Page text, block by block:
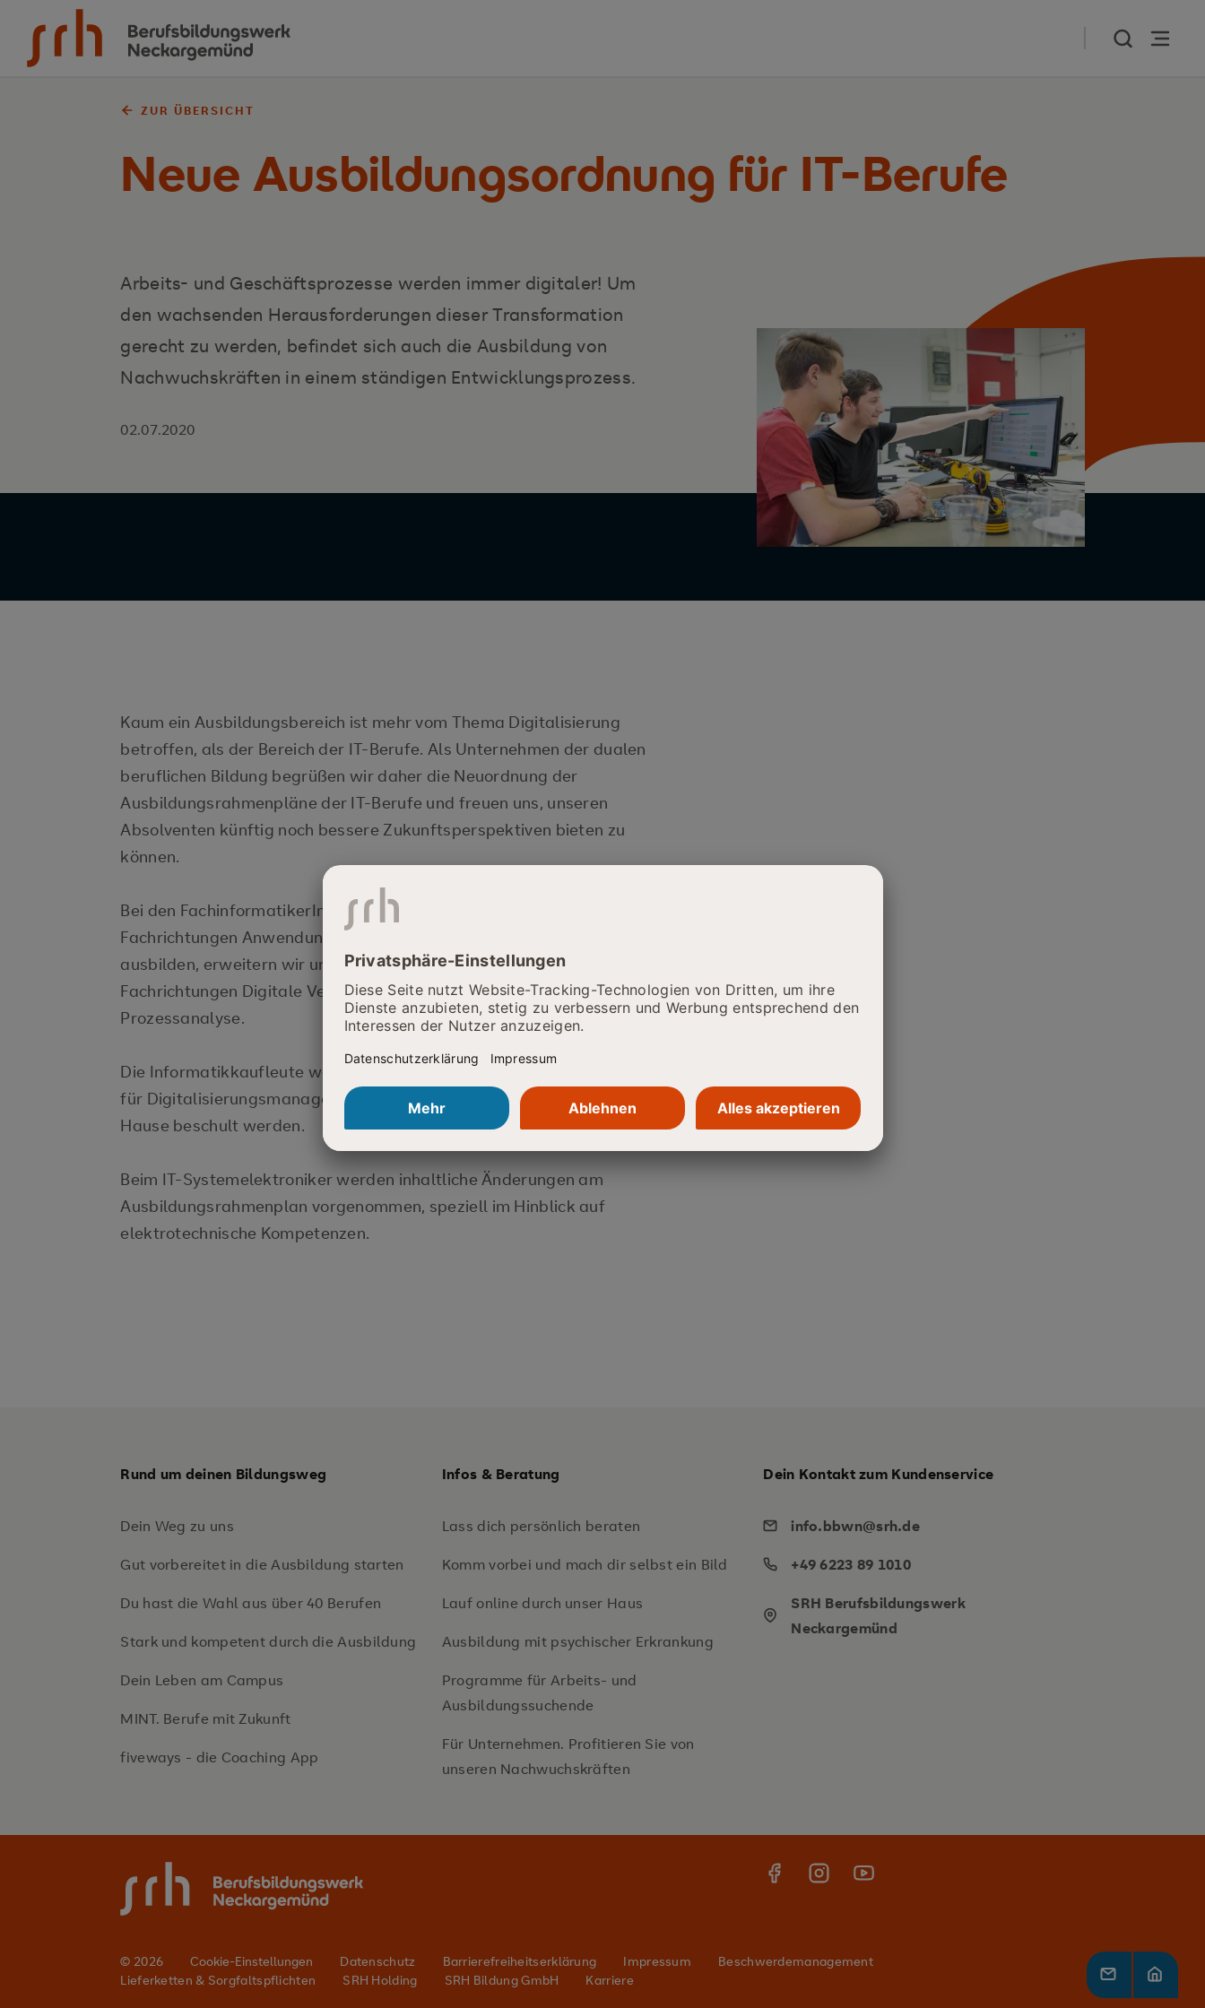
Zum Inhalt springen
ZUR ÜBERSICHT
Neue Ausbildungsordnung für IT-Berufe
02.07.2020
Arbeits- und Geschäftsprozesse werden immer digitaler! Um
den wachsenden Herausforderungen dieser Transformation
gerecht zu werden, befindet sich auch die Ausbildung von
Nachwuchskräften in einem ständigen Entwicklungsprozess.
Kaum ein Ausbildungsbereich ist mehr vom Thema Digitalisierung
betroffen, als der Bereich der IT-Berufe. Als Unternehmen der dualen
beruflichen Bildung begrüßen wir daher die Neuordnung der
Ausbildungsrahmenpläne der IT-Berufe und freuen uns, unseren
Absolventen künftig noch bessere Zukunftsperspektiven bieten zu
können.
Bei den FachinformatikerInnen, bei denen wir bislang in den
Fachrichtungen Anwendungsentwicklung und Systemintegration
ausbilden, erweitern wir unser Angebot um die neu hinzugekommen
Fachrichtungen Digitale Vernetzung und/oder Daten- und
Prozessanalyse.
Die Informatikkaufleute werden ab September durch die Kaufleute
für Digitalisierungsmanagement abgelöst, die ebenfalls bei uns im
Hause beschult werden.
Beim IT-Systemelektroniker werden inhaltliche Änderungen am
Ausbildungsrahmenplan vorgenommen, speziell im Hinblick auf
elektrotechnische Kompetenzen.
Rund um deinen Bildungsweg
Dein Weg zu uns
Gut vorbereitet in die Ausbildung starten
Du hast die Wahl aus über 40 Berufen
Stark und kompetent durch die Ausbildung
Dein Leben am Campus
MINT. Berufe mit Zukunft
fiveways - die Coaching App
Infos & Beratung
Lass dich persönlich beraten
Komm vorbei und mach dir selbst ein Bild
Lauf online durch unser Haus
Ausbildung mit psychischer Erkrankung
Programme für Arbeits- und
Ausbildungssuchende
Für Unternehmen. Profitieren Sie von
unseren Nachwuchskräften
Dein Kontakt zum Kundenservice
info.bbwn@srh.de
+49 6223 89 1010
SRH Berufsbildungswerk
Neckargemünd
© 2026 Cookie-Einstellungen Datenschutz Barrierefreiheitserklärung Impressum
Beschwerdemanagement
Lieferketten & Sorgfaltspflichten
SRH Holding SRH Bildung GmbH Karriere